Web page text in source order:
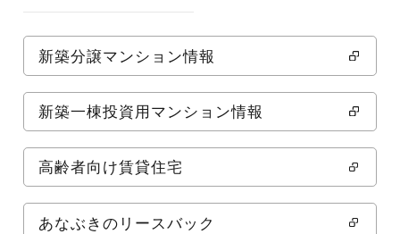
新築分譲マンション情報
新築一棟投資用マンション情報
高齢者向け賃貸住宅
あなぶきのリースバック